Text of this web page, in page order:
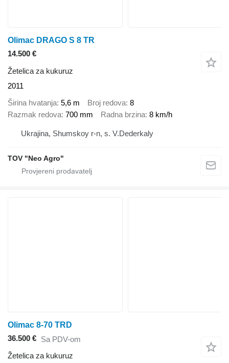
Olimac DRAGO S 8 TR
14.500 €
Žetelica za kukuruz
2011
Širina hvatanja 5,6 m Broj redova 8
Razmak redova 700 mm Radna brzina 8 km/h
Ukrajina, Shumskoy r-n, s. V.Dederkaly
TOV "Neo Agro"
Olimac 8-70 TRD
36.500 € Sa PDV-om
Žetelica za kukuruz